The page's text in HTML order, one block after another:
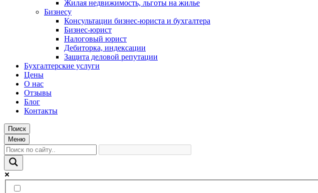
Жилая недвижимость, льготы на жилье
Бизнесу
Консультации бизнес-юриста и бухгалтера
Бизнес-юрист
Налоговый юрист
Дебиторка, индексации
Защита деловой репутации
Бухгалтерские услуги
Цены
О нас
Отзывы
Блог
Контакты
Поиск
Меню